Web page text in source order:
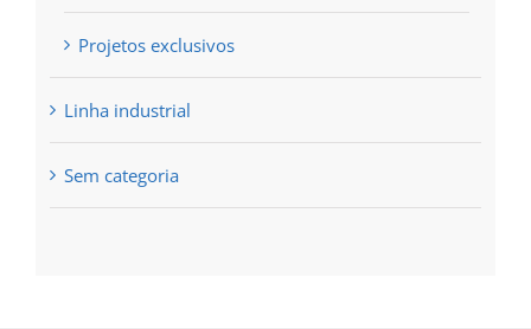
Projetos exclusivos
Linha industrial
Sem categoria